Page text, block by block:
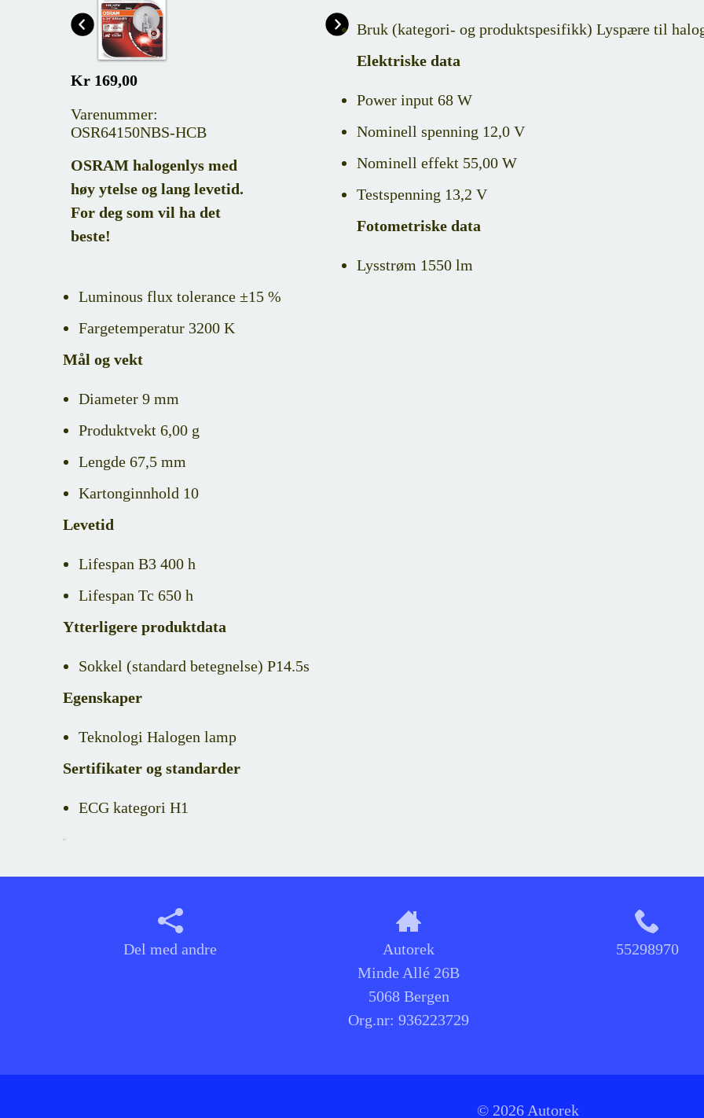
Kr 169,00
Varenummer:
OSR64150NBS-HCB
OSRAM halogenlys med
høy ytelse og lang levetid.
For deg som vil ha det
beste!
Bruk (kategori- og produktspesifikk) Lyspære til
Elektriske data
Power input 68 W
Nominell spenning 12,0 V
Nominell effekt 55,00 W
Testspenning 13,2 V
Fotometriske data
Lysstrøm 1550 lm
Luminous flux tolerance ±15 %
Fargetemperatur 3200 K
Mål og vekt
Diameter 9 mm
Produktvekt 6,00 g
Lengde 67,5 mm
Kartonginnhold 10
Levetid
Lifespan B3 400 h
Lifespan Tc 650 h
Ytterligere produktdata
Sokkel (standard betegnelse) P14.5s
Egenskaper
Teknologi Halogen lamp
Sertifikater og standarder
ECG kategori H1
Del med andre
Autorek
Minde Allé 26B
5068 Bergen
Org.nr:936223729
55298970
© 2026 Autorek